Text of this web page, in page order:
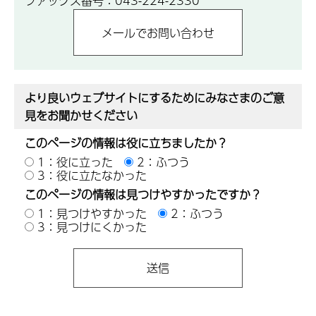
より良いウェブサイトにするためにみなさまのご意
見をお聞かせください
このページの情報は役に立ちましたか？
1：役に立った
2：ふつう
3：役に立たなかった
このページの情報は見つけやすかったですか？
1：見つけやすかった
2：ふつう
3：見つけにくかった